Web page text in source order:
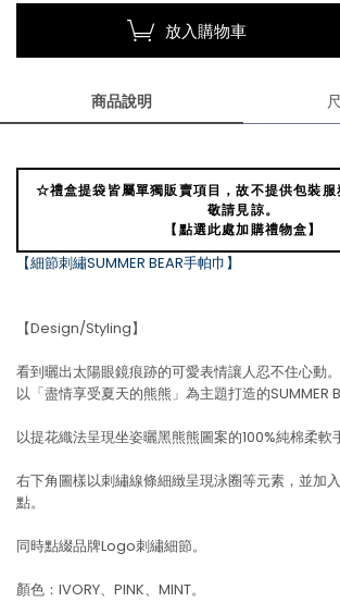
放入購物車
商品說明
☆禮盒提袋皆屬單獨販賣項目，故不提供包裝服
敬請見諒。
【點選此處加購禮物盒】
【細節刺繡SUMMER BEAR手帕巾】
【Design/Styling】
看到曬出太陽眼鏡痕跡的可愛表情讓人忍不住心動。
以「盡情享受夏天的熊熊」為主題打造的SUMMER
以提花織法呈現坐姿曬黑熊熊圖案的100%純棉柔軟
右下角圖樣以刺繡線條細緻呈現泳圈等元素，並加
點。
同時點綴品牌Logo刺繡細節。
顏色：IVORY、PINK、MINT。